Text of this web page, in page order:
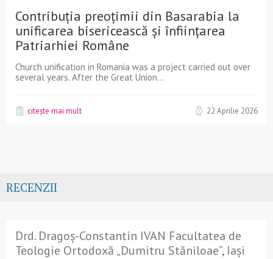
Contribuția preoțimii din Basarabia la
unificarea bisericească și înființarea
Patriarhiei Române
Church unification in Romania was a project carried out over
several years. After the Great Union...
citește mai mult 22 Aprilie 2026
RECENZII
Drd. Dragoș-Constantin IVAN Facultatea de
Teologie Ortodoxă „Dumitru Stăniloae”, Iași